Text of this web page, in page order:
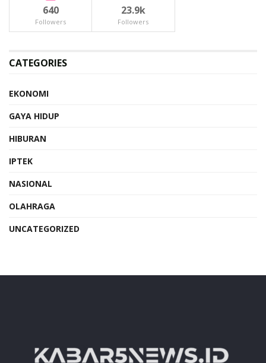
640
Followers
23.9k
Followers
CATEGORIES
EKONOMI
GAYA HIDUP
HIBURAN
IPTEK
NASIONAL
OLAHRAGA
UNCATEGORIZED